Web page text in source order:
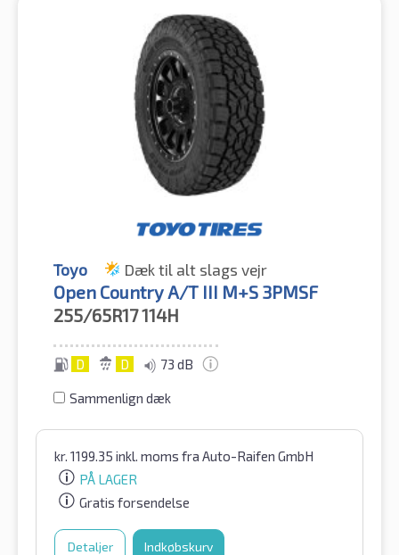
Toyo Dæk til alt slags vejr
Open Country A/T III M+S 3PMSF
255/65R17114H
D D 73 dB
Sammenlign dæk
kr. 1199.35 inkl. moms fra Auto-Raifen GmbH
PÅ LAGER
Gratis forsendelse
Detaljer Indkøbskurv